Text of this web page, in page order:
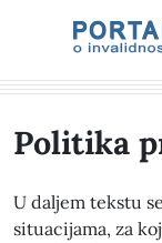
Politika
U daljem tekstu
situacijama, za